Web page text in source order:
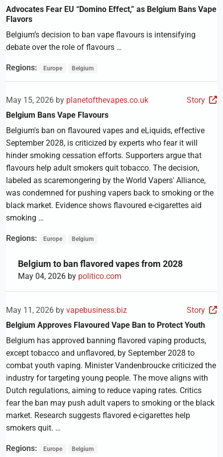
Advocates Fear EU “Domino Effect,” as Belgium Bans Vape
Flavors
Belgium’s decision to ban vape flavours is intensifying
debate over the role of flavours …
Regions: Europe Belgium
May 15, 2026 by planetofthevapes.co.uk
Story
Belgium Bans Vape Flavours
Belgium's ban on flavoured vapes and eLiquids, effective
September 2028, is criticized by experts who fear it will
hinder smoking cessation efforts. Supporters argue that
flavours help adult smokers quit tobacco. The decision,
labeled as scaremongering by the World Vapers' Alliance,
was condemned for pushing vapers back to smoking or the
black market. Evidence shows flavoured e-cigarettes aid
smoking …
Regions: Europe Belgium
Belgium to ban flavored vapes from 2028
May 04, 2026 by politico.com
May 11, 2026 by vapebusiness.biz
Story
Belgium Approves Flavoured Vape Ban to Protect Youth
Belgium has approved banning flavored vaping products,
except tobacco and unflavored, by September 2028 to
combat youth vaping. Minister Vandenbroucke criticized the
industry for targeting young people. The move aligns with
Dutch regulations, aiming to reduce vaping rates. Critics
fear the ban may push adult vapers to smoking or the black
market. Research suggests flavored e-cigarettes help
smokers quit. …
Regions: Europe Belgium